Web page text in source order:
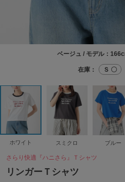
ベージュ / モデル：
在庫： Ｓ 〇
ホワイト スミクロ ブルー
さらり快適『ハニさら』Ｔシャツ
リンガーＴシャツ